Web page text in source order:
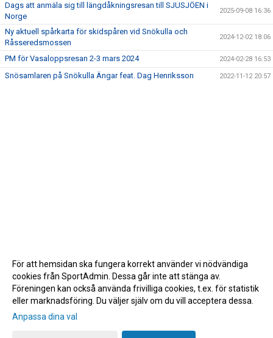
Dags att anmäla sig till längdåkningsresan till SJUSJÖEN i
Norge
2025-09-08 16:36
Ny aktuell spårkarta för skidspåren vid Snökulla och
Råsseredsmossen
2024-12-02 18:06
PM för Vasaloppsresan 2-3 mars 2024 2024-02-28 16:53
Snösamlaren på Snökulla Ängar feat. Dag Henriksson 2022-11-12 20:57
Gå till Webbversion
För att hemsidan ska fungera korrekt använder vi nödvändiga
cookies från SportAdmin. Dessa går inte att stänga av.
Föreningen kan också använda frivilliga cookies, t.ex. för statistik
eller marknadsföring. Du väljer själv om du vill acceptera dessa.
Anpassa dina val